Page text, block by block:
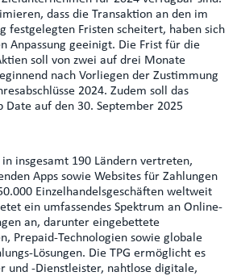
dass die Transaktion an den im
festgelegten Fristen scheitert, haben sich
Anpassung geeinigt. Die Frist für die
soll von zwei auf drei Monate
nach Vorliegen der Zustimmung
2024. Zudem soll das
Date auf den 30. September 2025
in insgesamt 190 Ländern vertreten,
Apps sowie Websites für Zahlungen
Einzelhandelsgeschäften weltweit
ein umfassendes Spektrum an Online-
an, darunter eingebettete
Prepaid-Technologien sowie globale
Lösungen. Die TPG ermöglicht es
und -Dienstleister, nahtlose digitale,